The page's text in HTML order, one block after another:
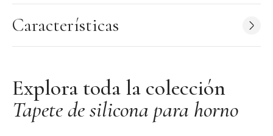
Características
Explora toda la colección
Tapete de silicona para horno